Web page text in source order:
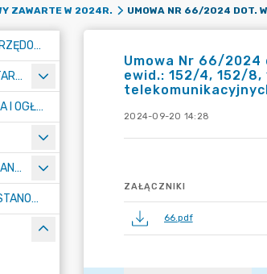
ZAWARTE W 2024R.
DANE KONTAKTOWE, GODZINY URZĘDOWANIA I NUMER KONTA BANKOWEGO
ZAMÓWIENIA PUBLICZNE, PRZETARGI, KONKURSY
ZAWIADOMIENIA, OBWIESZCZENIA I OGŁOSZENIA
PLANOWANIE I ZAGOSPODAROWANIE PRZESTRZENNE
PRACA - KONKURSY NA WOLNE STANOWISKA
Umowa Nr 66/2024
ewid.: 152/4, 152/8,
2024-09-20 14:28
ZAŁĄCZNIKI
66.pdf